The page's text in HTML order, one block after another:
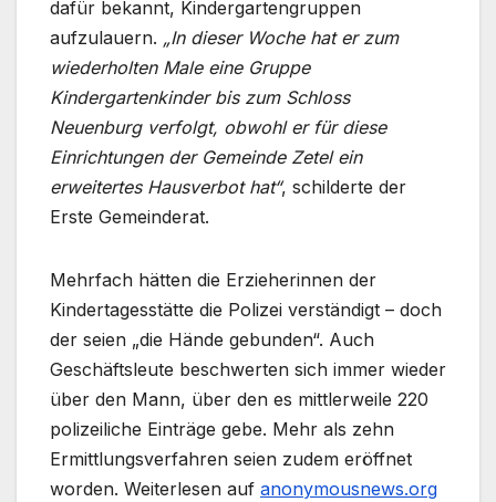
dafür bekannt, Kindergartengruppen
aufzulauern. „In dieser Woche hat er zum
wiederholten Male eine Gruppe
Kindergartenkinder bis zum Schloss
Neuenburg verfolgt, obwohl er für diese
Einrichtungen der Gemeinde Zetel ein
erweitertes Hausverbot hat“, schilderte der
Erste Gemeinderat.
Mehrfach hätten die Erzieherinnen der
Kindertagesstätte die Polizei verständigt – doch
der seien „die Hände gebunden“. Auch
Geschäftsleute beschwerten sich immer wieder
über den Mann, über den es mittlerweile 220
polizeiliche Einträge gebe. Mehr als zehn
Ermittlungsverfahren seien zudem eröffnet
worden. Weiterlesen auf anonymousnews.org